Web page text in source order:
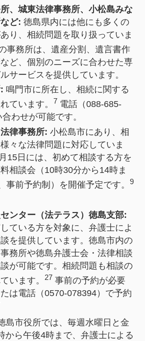
、城東法律事務所、小松島みな
ど: 徳島県内には他にも多くの
り、相続問題を取り扱っていま
事務所は、遺産分割、遺言書作
ど、個別のニーズに合わせた専
サービスを提供しています。
鳴門市に所在し、相続に関する
ています。
7 電話（088-685-
わせが可能です。
律事務所: 小松島市にあり、相
々な法律問題に対応していま
15日には、初めて相談する方を
相談会（10時30分から14時ま
事前予約制）を開催予定です。
9
ンター（法テラス）徳島支部:
ている方を対象に、弁護士によ
を提供しています。徳島市内の
務所や徳島弁護士会・法律相談
が可能です。相続問題も相談の
います。
27 事前の予約が必要
は電話（0570-078394）で予約
島市役所では、毎週水曜日と金
から午後4時まで、弁護士による